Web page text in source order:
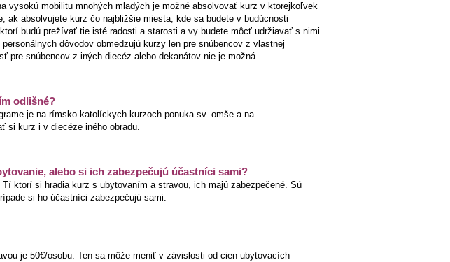
vysokú mobilitu mnohých mladých je možné absolvovať kurz v ktorejkoľvek
absolvujete kurz čo najbližšie miesta, kde sa budete v budúcnosti
budú prežívať tie isté radosti a starosti a vy budete môcť udržiavať s nimi
dôvodov obmedzujú kurzy len pre snúbencov z vlastnej
pre snúbencov z iných diecéz alebo dekanátov nie je možná.
odlišné?
je na rímsko-katolíckych kurzoch ponuka sv. omše a na
si kurz i v diecéze iného obradu.
alebo si ich zabezpečujú účastníci sami?
ktorí si hradia kurz s ubytovaním a stravou, ich majú zabezpečené. Sú
si ho účastníci zabezpečujú sami.
je 50€/osobu. Ten sa môže meniť v závislosti od cien ubytovacích